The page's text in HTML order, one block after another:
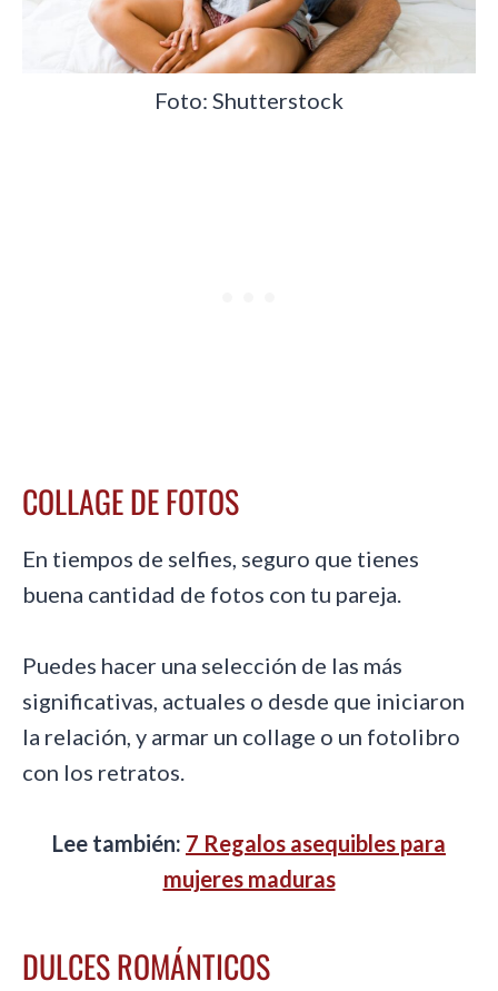
Foto: Shutterstock
COLLAGE DE FOTOS
En tiempos de selfies, seguro que tienes
buena cantidad de fotos con tu pareja.
Puedes hacer una selección de las más
significativas, actuales o desde que iniciaron
la relación, y armar un collage o un fotolibro
con los retratos.
Lee también: 7 Regalos asequibles para
mujeres maduras
DULCES ROMÁNTICOS